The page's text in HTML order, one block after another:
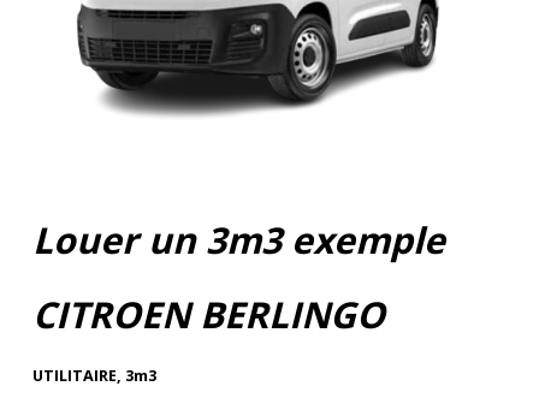
Louer un 3m3 exemple
CITROEN BERLINGO
UTILITAIRE, 3m3